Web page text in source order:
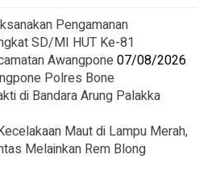
Pengamanan
SD/MI HUT Ke-81
Awangpone07/08/2026
Polres Bone
di Bandara Arung Palakka
Maut di Lampu Merah,
Melainkan Rem Blong